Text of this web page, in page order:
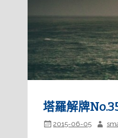
塔羅解牌
2015-06-05